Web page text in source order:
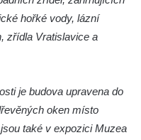
hořké vody, lázní
zřídla Vratislavice a
je budova upravena do
oken místo
také v expozici Muzea